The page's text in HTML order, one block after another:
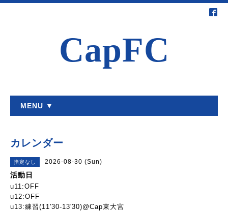
CapFC
MENU ▼
カレンダー
指定なし 2026-08-30 (Sun)
活動日
u11:OFF
u12:OFF
u13:練習(11'30-13'30)@Cap東大宮